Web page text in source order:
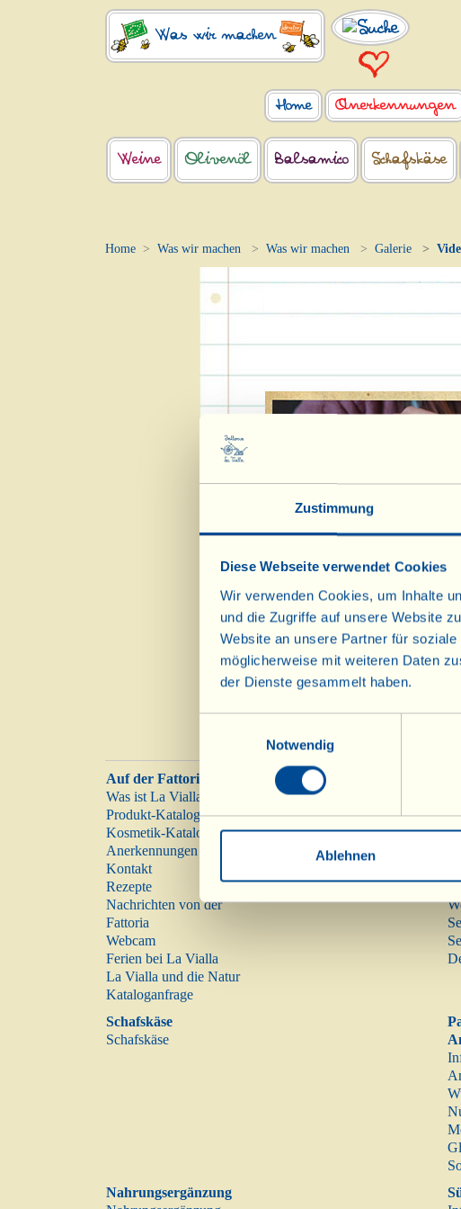
Zustimmung
Diese Webseite verwendet Cookies
Wir verwenden Cookies, um Inhalte
und die Zugriffe auf unsere Website
Website an unsere Partner für
möglicherweise mit weiteren Daten
der Dienste gesammelt haben.
Notwendig
Ablehnen
Was wir machen
Home Anerkennungen
Weine Olivenöl Balsamico Schafskäse
Home Was wir machen Was wir machen Galerie
Wie man einen
oder Sekt auf die
Auf der Fattoria
Was ist La Vialla
Produkt-Katalog
Kosmetik-Katalog
Anerkennungen
Kontakt
Rezepte
Nachrichten von der
Fattoria
Webcam
Ferien bei La Vialla
La Vialla und die Natur
Kataloganfrage
Schafskäse
Schafskäse
Nahrungsergänzung